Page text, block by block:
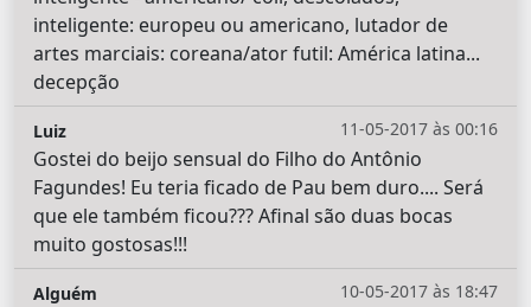
inteligente: europeu ou americano, lutador de
artes marciais: coreana/ator futil: América latina...
decepção
11-05-2017 às 00:16
Luiz
Gostei do beijo sensual do Filho do Antônio
Fagundes! Eu teria ficado de Pau bem duro.... Será
que ele também ficou??? Afinal são duas bocas
muito gostosas!!!
10-05-2017 às 18:47
Alguém